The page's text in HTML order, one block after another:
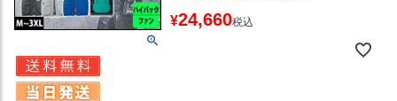
¥24,660税込